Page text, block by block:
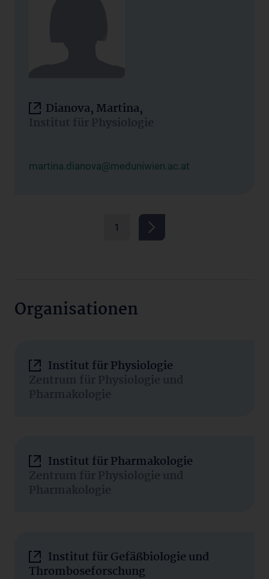
Dianova, Martina,
Institut für Physiologie
martina.dianova@meduniwien.ac.at
1
Organisationen
Institut für Physiologie
Zentrum für Physiologie und
Pharmakologie
Institut für Pharmakologie
Zentrum für Physiologie und
Pharmakologie
Institut für Gefäßbiologie und
Thromboseforschung